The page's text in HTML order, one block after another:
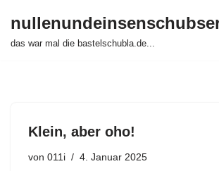
Zum
das war mal die bastelschubla.de...
Klein, aber oho!
von 011i 4. Januar 2025